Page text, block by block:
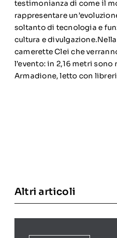
testimonianza di come il
rappresentare
soltanto di tecnologia e
cultura e
camerette Clei che
l’evento: in 2,16 metri
Armadione, letto con
Altri articoli